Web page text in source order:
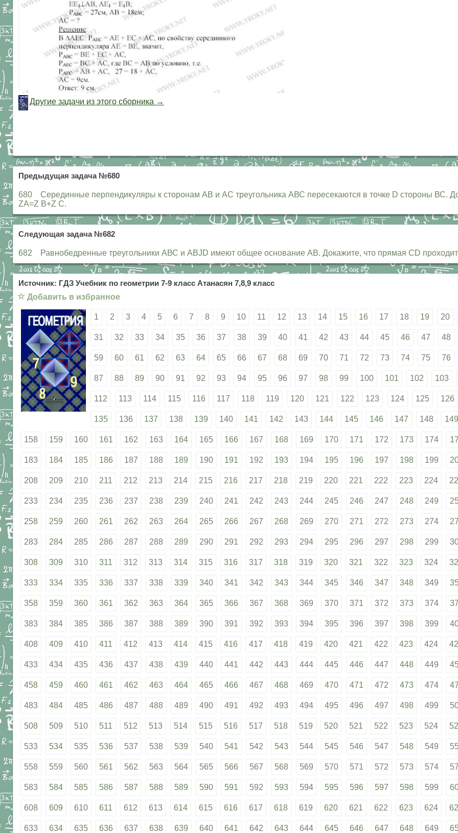
Другие задачи из этого сборника →
Предыдущая задача №680
680 Серединные перпендикуляры к сторонам АВ и АС треугольника АВС пересекаются в точке D стороны ВС.
ZA=Z B+Z С.
Следующая задача №682
682 Равнобедренные треугольники АВС и ABJD имеют общее основание АВ. Докажите, что прямая CD проходит
Источник: ГДЗ Учебник по геометрии 7-9 класс Атанасян 7,8,9 класс
☆ Добавить в избранное
1 2 3 4 5 6 7 8 9 10 11 12 13 14 15 16 17 18 19 20
31 32 33 34 35 36 37 38 39 40 41 42 43 44 45 46 47 48
59 60 61 62 63 64 65 66 67 68 69 70 71 72 73 74 75 76
87 88 89 90 91 92 93 94 95 96 97 98 99 100 101 102 103
112 113 114 115 116 117 118 119 120 121 122 123 124 125 126
135 136 137 138 139 140 141 142 143 144 145 146 147 148 149
158 159 160 161 162 163 164 165 166 167 168 169 170 171 172 173 174
183 184 185 186 187 188 189 190 191 192 193 194 195 196 197 198 199
208 209 210 211 212 213 214 215 216 217 218 219 220 221 222 223 224
233 234 235 236 237 238 239 240 241 242 243 244 245 246 247 248 249
258 259 260 261 262 263 264 265 266 267 268 269 270 271 272 273 274
283 284 285 286 287 288 289 290 291 292 293 294 295 296 297 298 299
308 309 310 311 312 313 314 315 316 317 318 319 320 321 322 323 324
333 334 335 336 337 338 339 340 341 342 343 344 345 346 347 348 349
358 359 360 361 362 363 364 365 366 367 368 369 370 371 372 373 374
383 384 385 386 387 388 389 390 391 392 393 394 395 396 397 398 399
408 409 410 411 412 413 414 415 416 417 418 419 420 421 422 423 424
433 434 435 436 437 438 439 440 441 442 443 444 445 446 447 448 449
458 459 460 461 462 463 464 465 466 467 468 469 470 471 472 473 474
483 484 485 486 487 488 489 490 491 492 493 494 495 496 497 498 499
508 509 510 511 512 513 514 515 516 517 518 519 520 521 522 523 524
533 534 535 536 537 538 539 540 541 542 543 544 545 546 547 548 549
558 559 560 561 562 563 564 565 566 567 568 569 570 571 572 573 574
583 584 585 586 587 588 589 590 591 592 593 594 595 596 597 598 599
608 609 610 611 612 613 614 615 616 617 618 619 620 621 622 623 624
633 634 635 636 637 638 639 640 641 642 643 644 645 646 647 648 649